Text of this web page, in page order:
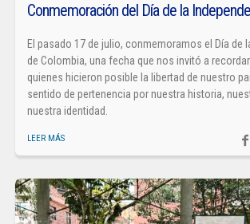
Conmemoración del Día de la
El pasado 17 de julio, conmemoramos el Día de
de Colombia, una fecha que nos invitó a
quienes hicieron posible la libertad de nuestro
sentido de pertenencia por nuestra historia,
nuestra identidad.
LEER MÁS